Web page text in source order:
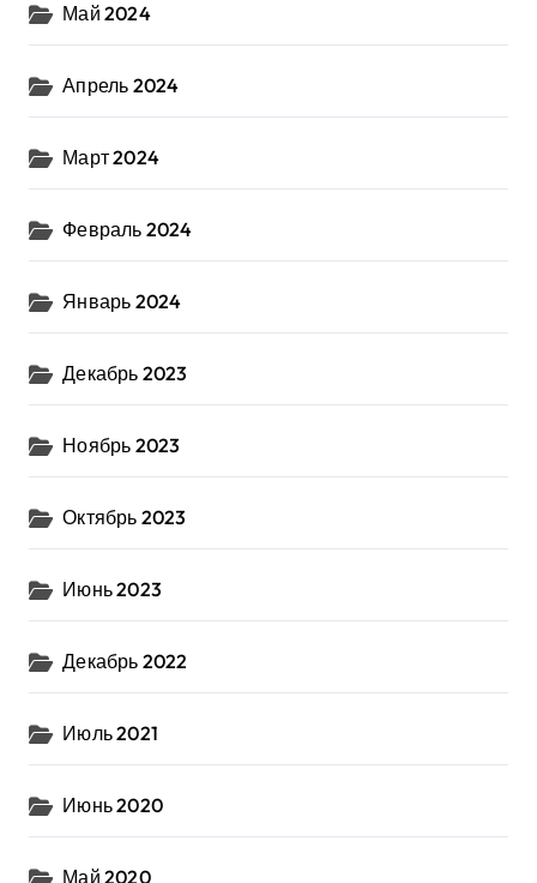
Май 2024
Апрель 2024
Март 2024
Февраль 2024
Январь 2024
Декабрь 2023
Ноябрь 2023
Октябрь 2023
Июнь 2023
Декабрь 2022
Июль 2021
Июнь 2020
Май 2020